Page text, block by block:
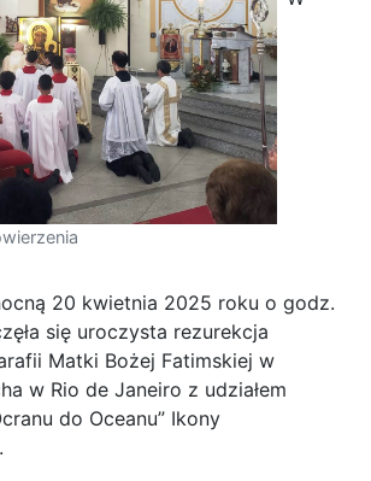
20 kwietnia 2025 roku o godz.
się uroczysta rezurekcja
Matki Bożej Fatimskiej w
w Rio de Janeiro z udziałem
do Oceanu” Ikony